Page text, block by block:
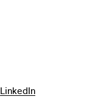
LinkedIn